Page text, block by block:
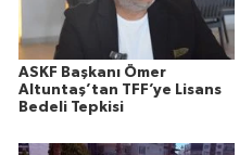
ASKF Başkanı Ömer
Altuntaş’tan TFF’ye Lisans
Bedeli Tepkisi